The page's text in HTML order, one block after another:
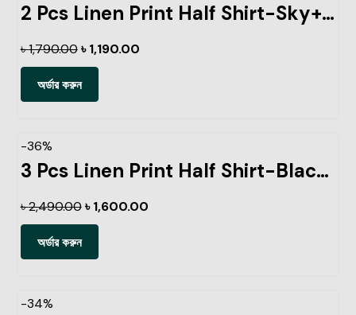
2 Pcs Linen Print Half Shirt-Sky+Pest
৳1,790.00 ৳1,190.00
অর্ডার করুন
-36%
3 Pcs Linen Print Half Shirt-Black+Lemon+Kathal
৳2,490.00 ৳1,600.00
অর্ডার করুন
-34%